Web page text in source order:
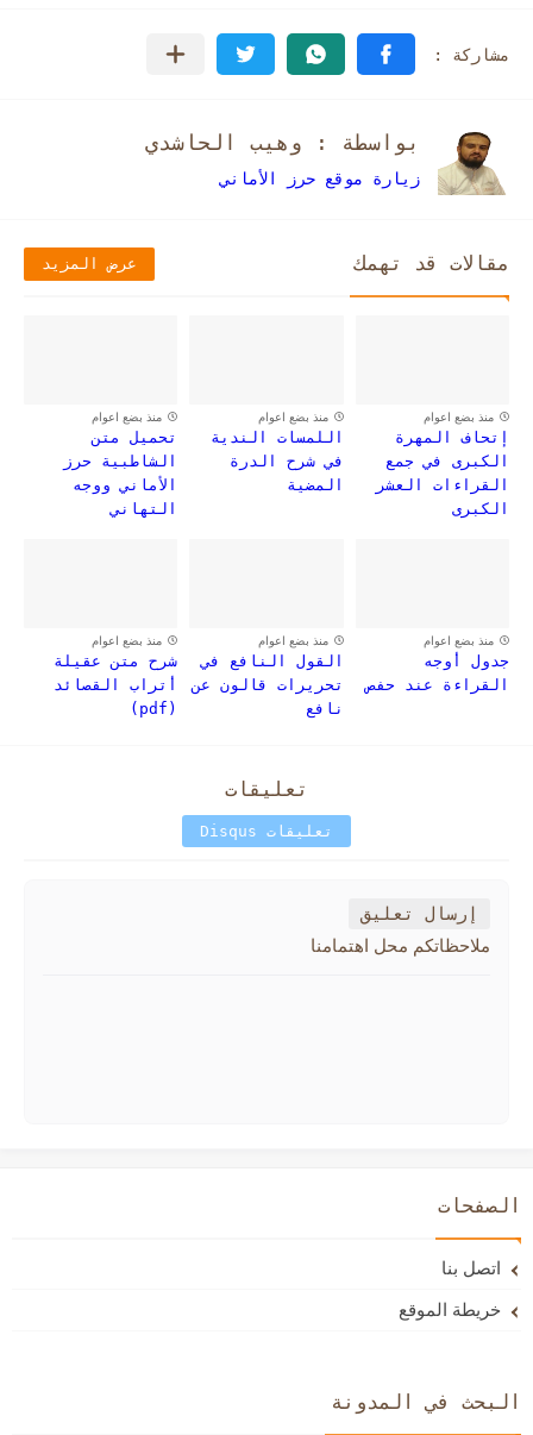
بواسطة : وهيب الحاشدي
زيارة موقع حرز الأماني
مقالات قد تهمك عرض المزيد
منذ بضع اعوام
إتحاف المهرة
الكبرى في جمع
القراءات العشر
الكبرى
منذ بضع اعوام
اللمسات الندية
في شرح الدرة
المضية
منذ بضع اعوام
تحميل متن
الشاطبية حرز
الأماني ووجه
التهاني
منذ بضع اعوام
جدول أوجه
القراءة عند حفص
منذ بضع اعوام
القول النافع في
تحريرات قالون عن
نافع
منذ بضع اعوام
شرح متن عقيلة
أتراب القصائد
(pdf)
تعليقات
تعليقات Disqus
إرسال تعليق
ملاحظاتكم محل اهتمامنا
الصفحات
اتصل بنا
خريطة الموقع
البحث في المدونة